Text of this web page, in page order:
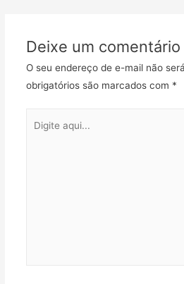
Deixe um comentário
O seu endereço de e-mail não
obrigatórios são marcados com *